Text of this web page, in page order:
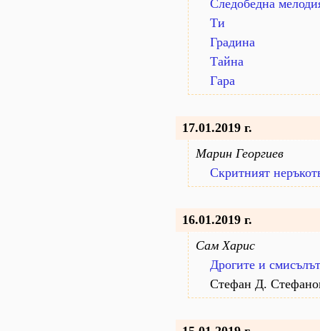
Следобедна
Ти
Градина
Тайна
Гара
17.01.2019 г.
Марин Георгиев
Скритният
16.01.2019 г.
Сам Харис
Дрогите и
Стефан Д.